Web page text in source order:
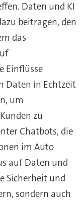
Daten und KI
beitragen, den
das
Einflüsse
Daten in Echtzeit
um
zu
Chatbots, die
im Auto
auf Daten und
Sicherheit und
sondern auch